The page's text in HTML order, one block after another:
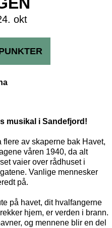
okt
musikal i Sandefjord!
av skaperne bak Havet,
våren 1940, da alt
vaier over rådhuset i
Vanlige mennesker
på.
på havet, dit hvalfangerne
hjem, er verden i brann.
og mennene blir en del